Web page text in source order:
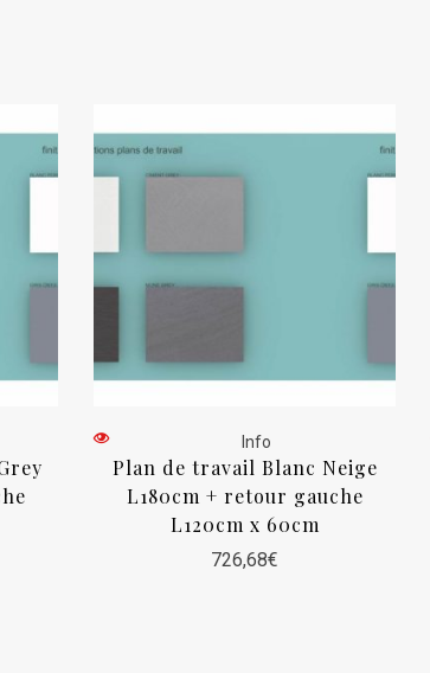
Info
Plan de travail Blanc Neige
L180cm + retour gauche
L120cm x 60cm
726,68€